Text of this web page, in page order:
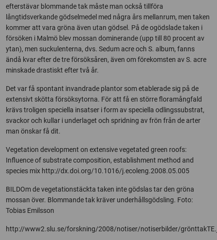
efterstävar blommande tak måste man också tillföra
långtidsverkande gödselmedel med några års mellanrum, men taken
kommer att vara gröna även utan gödsel. På de ogödslade taken i
försöken i Malmö blev mossan dominerande (upp till 80 procent av
ytan), men suckulenterna, dvs. Sedum acre och S. album, fanns
ändå kvar efter de tre försöksåren, även om förekomsten av S. acre
minskade drastiskt efter två år.
Det var få spontant invandrade plantor som etablerade sig på de
extensivt skötta försöksytorna. För att få en större floramångfald
krävs troligen speciella insatser i form av speciella odlingssubstrat,
svackor och kullar i underlaget och spridning av frön från de arter
man önskar få dit.
Vegetation development on extensive vegetated green roofs:
Influence of substrate composition, establishment method and
species mix http://dx.doi.org/10.1016/j.ecoleng.2008.05.005
BILDOm de vegetationstäckta taken inte gödslas tar den gröna
mossan över. Blommande tak kräver underhållsgödsling. Foto:
Tobias Emilsson
http://www2.slu.se/forskning/2008/notiser/notiserbilder/